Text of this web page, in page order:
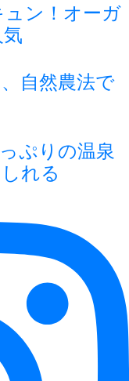
ン！オーガ
自然農法で
ぷりの温泉
れる